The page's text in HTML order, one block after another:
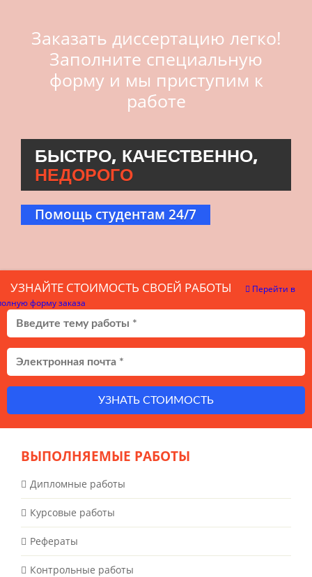
Заказать диссертацию легко!
Заполните специальную
форму и мы приступим к
работе
БЫСТРО, КАЧЕСТВЕННО,
НЕДОРОГО
Помощь студентам 24/7
УЗНАЙТЕ СТОИМОСТЬ СВОЕЙ РАБОТЫ
Перейти в
форму заказа
УЗНАТЬ СТОИМОСТЬ
ВЫПОЛНЯЕМЫЕ РАБОТЫ
Дипломные работы
Курсовые работы
Рефераты
Контрольные работы